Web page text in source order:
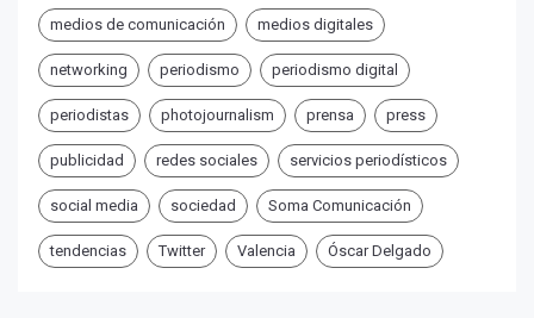
medios de comunicación medios digitales
networking periodismo periodismo digital
periodistas photojournalism prensa press
publicidad redes sociales servicios periodísticos
social media sociedad Soma Comunicación
tendencias Twitter Valencia Óscar Delgado